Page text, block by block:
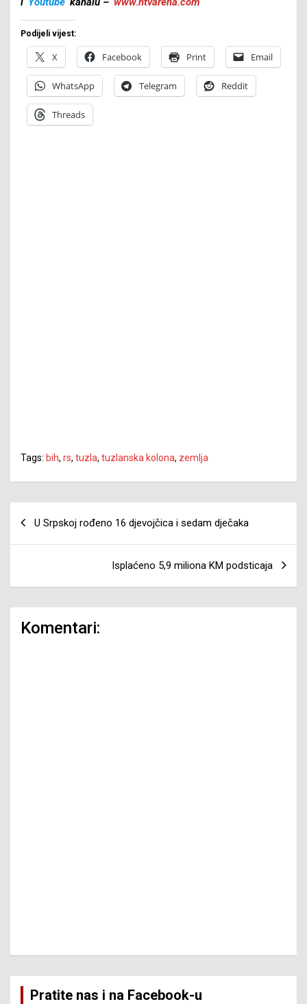
Podijeli vijest:
X Facebook Print Email
WhatsApp Telegram Reddit
Threads
Tags: bih, rs, tuzla, tuzlanska kolona, zemlja
članaka
U Srpskoj rođeno 16 djevojčica i sedam dječaka
Isplaćeno 5,9 miliona KM podsticaja
Komentari:
Pratite nas i na Facebook-u